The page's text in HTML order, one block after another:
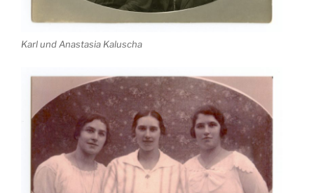
Karl und Anastasia Kaluscha